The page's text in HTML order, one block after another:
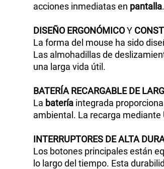
acciones inmediatas en pantalla
DISEÑO ERGONÓMICOY
La forma del mouse ha sido
Las almohadillas de
una larga vida útil.
BATERÍA RECARGABLE DE
La batería integrada
ambiental. La recarga mediante
INTERRUPTORES DEALTA
Los botones principales están
lo largo del tiempo. Esta